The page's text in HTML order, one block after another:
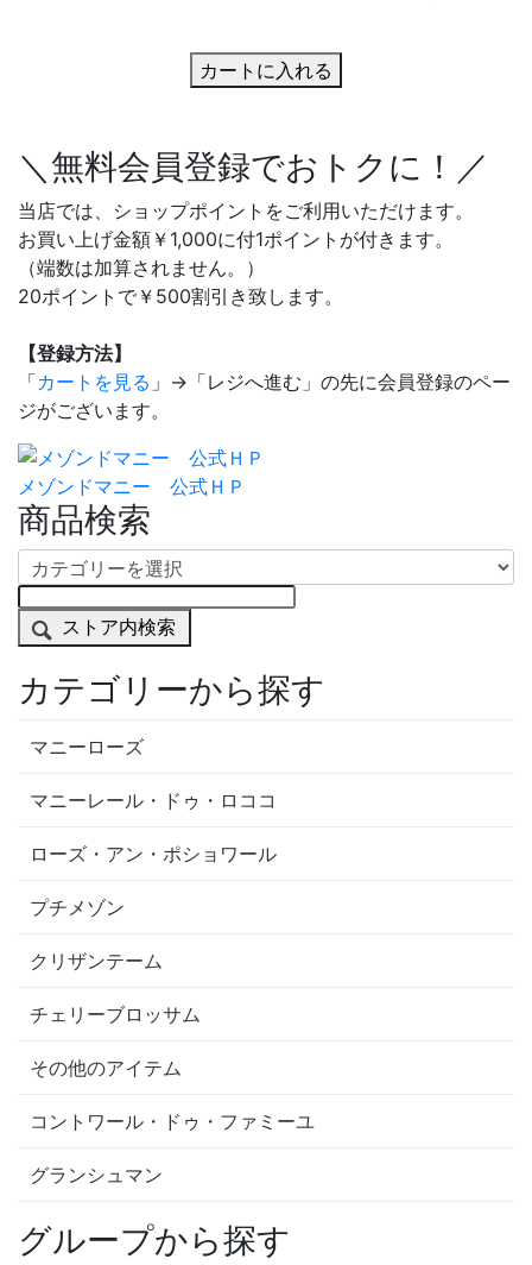
カートに入れる
＼無料会員登録でおトクに！／
当店では、ショップポイントをご利用いただけます。
お買い上げ金額￥1,000に付1ポイントが付きます。
（端数は加算されません。）
20ポイントで￥500割引き致します。
【登録方法】
「カートを見る 」→「レジへ進む」の先に会員登録のペー
ジがございます。
メゾンドマニー 公式ＨＰ
商品検索
ストア内検索
カテゴリーから探す
マニーローズ
マニーレール・ドゥ・ロココ
ローズ・アン・ポショワール
プチメゾン
クリザンテーム
チェリーブロッサム
その他のアイテム
コントワール・ドゥ・ファミーユ
グランシュマン
グループから探す